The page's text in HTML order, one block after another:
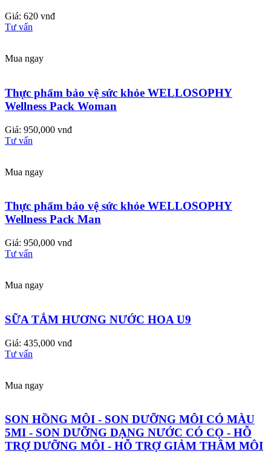
Giá: 620 vnđ
Tư vấn
Mua ngay
Thực phẩm bảo vệ sức khỏe WELLOSOPHY
Wellness Pack Woman
Giá: 950,000 vnđ
Tư vấn
Mua ngay
Thực phẩm bảo vệ sức khỏe WELLOSOPHY
Wellness Pack Man
Giá: 950,000 vnđ
Tư vấn
Mua ngay
SỮA TẮM HƯƠNG NƯỚC HOA U9
Giá: 435,000 vnđ
Tư vấn
Mua ngay
SON HỒNG MÔI - SON DƯỠNG MÔI CÓ MÀU
5MI - SON DƯỠNG DẠNG NƯỚC CÓ CỌ - HỖ
TRỢ DƯỠNG MÔI - HỖ TRỢ GIẢM THÂM MÔI